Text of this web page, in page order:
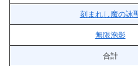
刻まれし魔の詠
無限泡影
合計